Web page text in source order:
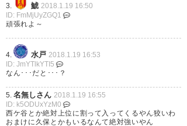
このメンバーに西ヶ谷隆之監
督…。 #SC相模原
https://t.co/lgACCBQF1W
— マルコス #37
(jef_marcos2008)2018, 1月 19
3. 鯱 2018.1.19 16:50
ID: FmMjUyZGQ1
頑張れよ～
4. 水戸 2018.1.19 16:53
ID: JmYTlkYTI5
なん･･･だと･･･？
5. 名無しさん 2018.1.19 16:55
ID: k5ODUxYzM0
西ケ谷とか絶対上位に割って入ってくるやん狡いわ
おまけに久保とかもいるなんて絶対強いやん